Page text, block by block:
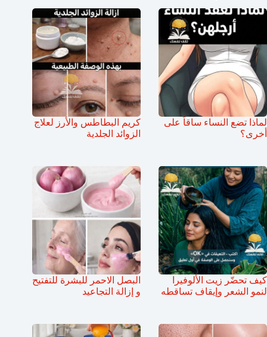
لماذا تضع النساء ساقاً على
أخرى؟
كريم البطاطس والأرز لعلاج
الزوائد الجلدية
كيف تحضّر زيت الألوفيرا
لنمو الشعر وإيقاف تساقطه
البصل الاحمر للبشرة للتفتيح
و إزالة التجاعيد